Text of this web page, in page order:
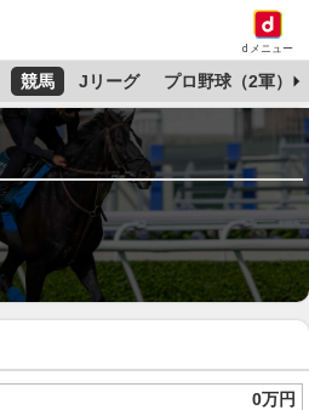
dメニュー
競馬 Jリーグ プロ野球（2軍）
0万円